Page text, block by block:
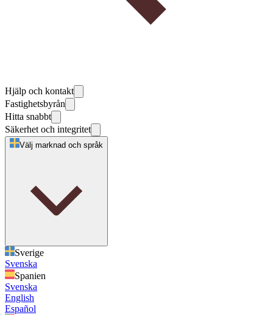
Hjälp och kontakt
Fastighetsbyrån
Hitta snabbt
Säkerhet och integritet
Välj marknad och språk
Sverige
Svenska
Spanien
Svenska
English
Español